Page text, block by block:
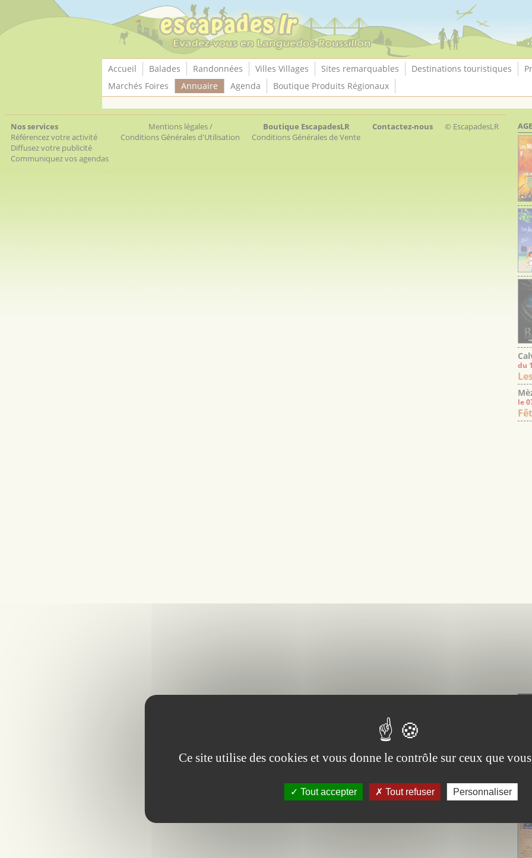
Accueil Balades Randonnées Villes Villages Sites remarquables Destinations touristiques
Marchés Foires
Annuaire Agenda Boutique Produits Régionaux
du
le
Nos services
Référencez votre activité
Diffusez votre publicité
Communiquez vos agendas
Mentions légales /
Conditions Générales d'Utilisation
Boutique EscapadesLR
Conditions Générales de Vente
Contactez-nous © EscapadesLR
Panneau de gestion des cookies
Ce site utilise des cookies et vous donne le contrôle sur ceux que
Tout accepter Tout refuser Personnaliser